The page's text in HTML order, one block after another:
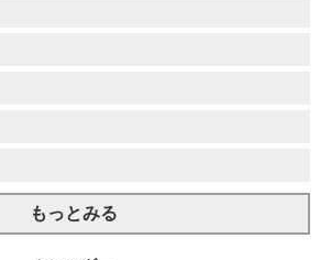
もっとみる